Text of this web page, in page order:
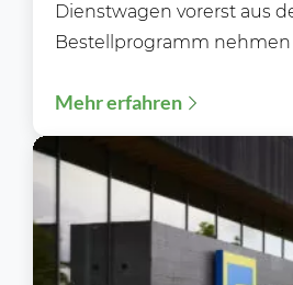
Dienstwagen vorerst aus
Bestellprogramm nehmen
Während Unternehmen in
Mehr erfahren